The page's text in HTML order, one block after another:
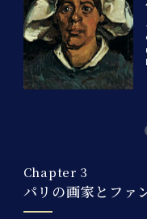
Chapter 3
パリの画家とファ